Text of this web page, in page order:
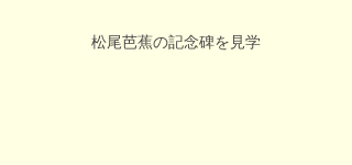
松尾芭蕉の記念碑を見学